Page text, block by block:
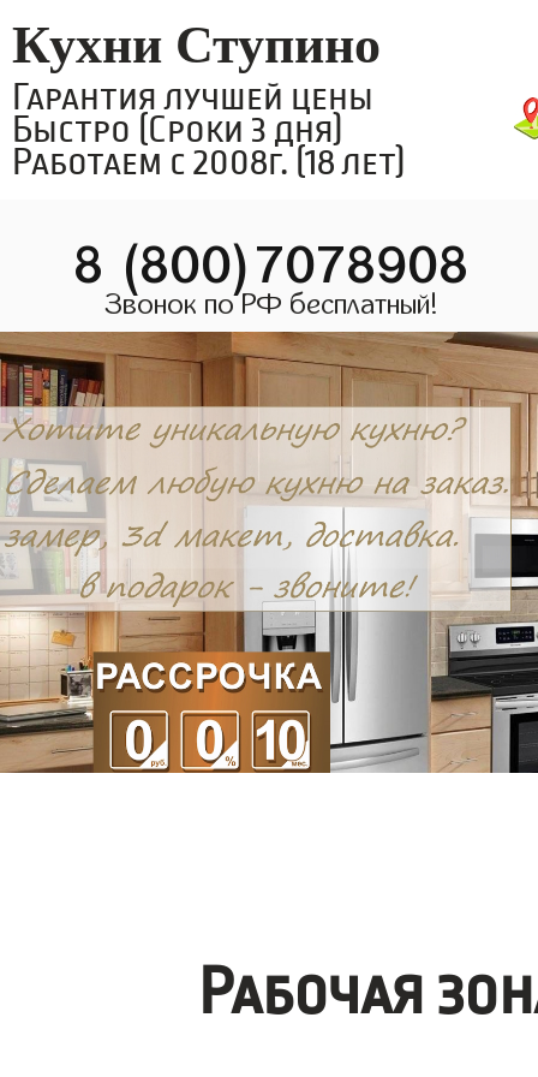
Кухни Ступино
Гарантия лучшей цены
Быстро (Сроки 3 дня)
Работаем с 2008г. (18 лет)
8 (800)7078908
Звонок по РФ бесплатный!
Рабочая